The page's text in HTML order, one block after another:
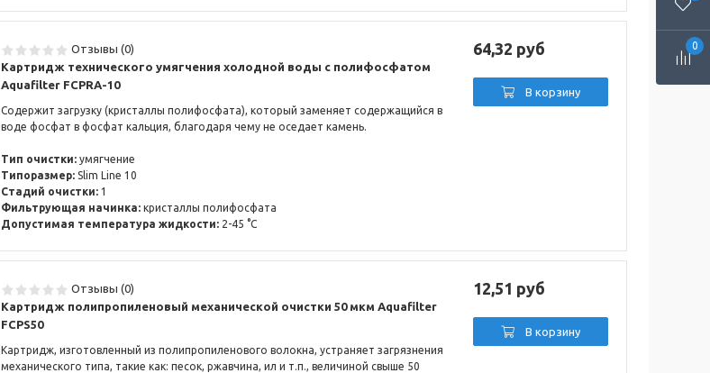
0
Отзывы (0)
Картридж технического умягчения холодной воды с полифосфатом
Aquafilter FCPRA-10
Cодержит загрузку (кристаллы полифосфата), который заменяет содержащийся в
воде фосфат в фосфат кальция, благодаря чему не оседает камень.
Тип очистки: умягчение
Типоразмер: Slim Line 10
Стадий очистки: 1
Фильтрующая начинка: кристаллы полифосфата
Допустимая температура жидкости: 2-45 °C
64,32 руб
В корзину
Отзывы (0)
Картридж полипропиленовый механической очистки 50 мкм Aquafilter
FCPS50
Картридж, изготовленный из полипропиленового волокна, устраняет загрязнения
механического типа, такие как: песок, ржавчина, ил и т.п., величиной свыше 50
12,51 руб
В корзину